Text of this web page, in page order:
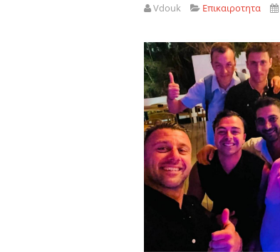
Vdouk Επικαιροτητα